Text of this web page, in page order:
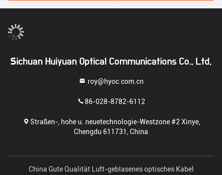
Sichuan Huiyuan Optical Communications Co., Ltd,
roy@hyoc.com.cn
86-028-8782-6112
Straßen-, hohe u. neuetechnologie-Westzone #2 Xinye,
Chengdu 611731, China
China Gute Qualität Luft-geblasenes optisches Kabel